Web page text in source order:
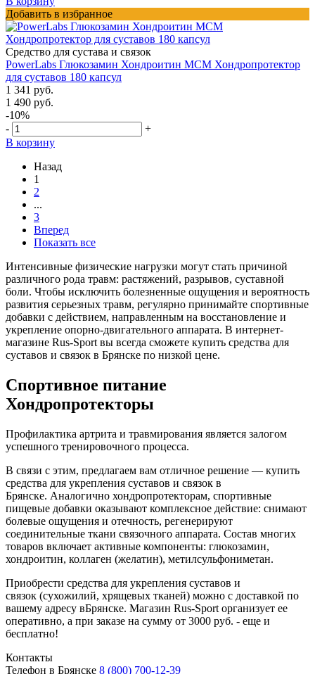
Добавить в избранное
Средство для сустава и связок
PowerLabs Глюкозамин Хондроитин МСМ Хондропротектор
для суставов 180 капсул
1 341 руб.
1 490 руб.
-10%
-
+
В корзину
Назад
1
2
...
3
Вперед
Показать все
Интенсивные физические нагрузки могут стать причиной
различного рода травм: растяжений, разрывов, суставной
боли. Чтобы исключить болезненные ощущения и вероятность
развития серьезных травм, регулярно принимайте спортивные
добавки с действием, направленным на восстановление и
укрепление опорно-двигательного аппарата. В интернет-
магазине Rus-Sport вы всегда сможете купить средства для
суставов и связок в Брянске по низкой цене.
Спортивное питание
Хондропротекторы
Профилактика артрита и травмирования является залогом
успешного тренировочного процесса.
В связи с этим, предлагаем вам отличное решение — купить
средства для укрепления суставов и связок в
Брянске. Аналогично хондропротекторам, спортивные
пищевые добавки оказывают комплексное действие: снимают
болевые ощущения и отечность, регенерируют
соединительные ткани связочного аппарата. Состав многих
товаров включает активные компоненты: глюкозамин,
хондроитин, коллаген (желатин), метилсульфониметан.
Приобрести средства для укрепления суставов и
связок (сухожилий, хрящевых тканей) можно с доставкой по
вашему адресу вБрянске. Магазин Rus-Sport организует ее
оперативно, а при заказе на сумму от 3000 руб. - еще и
бесплатно!
Контакты
Телефон в Брянске 8 (800) 700-12-39